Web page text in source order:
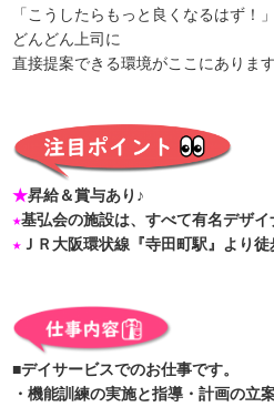
「こうしたらもっと良くなるはず！
どんどん上司に
直接提案できる環境がここにあります
★昇給＆賞与あり♪
★基弘会の施設は、すべて有名デザイ
★ ＪＲ大阪環状線『寺田町駅』より
■デイサービスでのお仕事です。
・機能訓練の実施と指導・計画の立